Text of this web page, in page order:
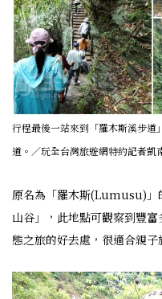
行程最後一站來到「羅木斯溪步道
道。／玩全台灣旅遊網特約記者凱
原名為「羅木斯(Lumusu)」
山谷」，此地點可觀察到豐
態之旅的好去處，很適合親子